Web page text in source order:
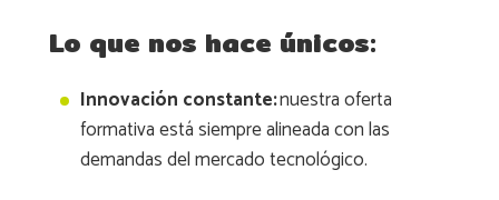
Lo que nos hace únicos:
Innovación constante:nuestra oferta
formativa está siempre alineada con las
demandas del mercado tecnológico.